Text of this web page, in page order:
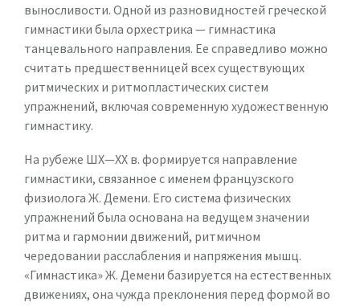
выносливости. Одной из разновидностей греческой
гимнастики была орхестрика — гимнастика
танцевального направления. Ее справедливо можно
считать предшественницей всех существующих
ритмических и ритмопластических систем
упражнений, включая современную художественную
гимнастику.
На рубеже ШХ—ХХ в. формируется направление
гимнастики, связанное с именем французского
физиолога Ж. Демени. Его система физических
упражнений была основана на ведущем значении
ритма и гармонии движений, ритмичном
чередовании расслабления и напряжения мышц.
«Гимнастика» Ж. Демени базируется на естественных
движениях, она чужда преклонения перед формой во